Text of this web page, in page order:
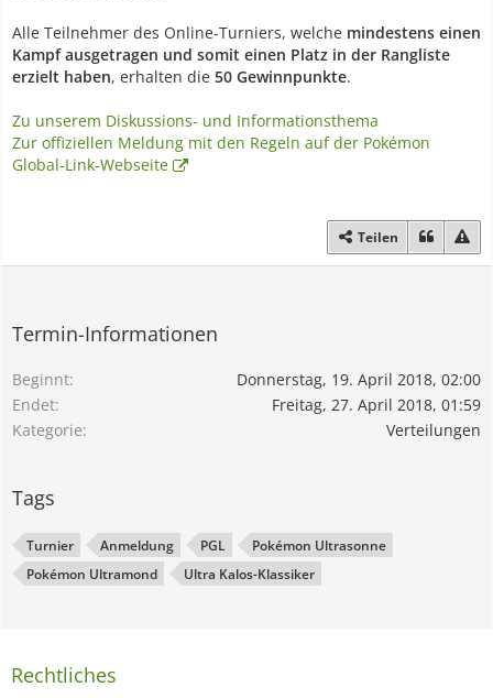
Alle Teilnehmer des Online-Turniers, welche mindestens einen
Kampf ausgetragen und somit einen Platz in der Rangliste
erzielt haben, erhalten die 50 Gewinnpunkte.
Zu unserem Diskussions- und Informationsthema
Zur offiziellen Meldung mit den Regeln auf der Pokémon
Global-Link-Webseite
Teilen
Termin-Informationen
Beginnt
Donnerstag, 19. April 2018, 02:00
Endet
Freitag, 27. April 2018, 01:59
Kategorie
Verteilungen
Tags
Turnier Anmeldung PGL
Pokémon Ultrasonne
Pokémon Ultramond
Ultra Kalos-Klassiker
Rechtliches